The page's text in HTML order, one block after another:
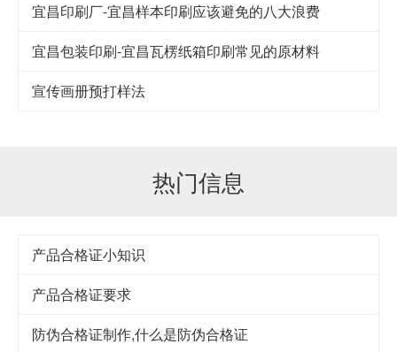
宜昌印刷厂-宜昌样本印刷应该避免的八大浪费
宜昌包装印刷-宜昌瓦楞纸箱印刷常见的原材料
宣传画册预打样法
热门信息
产品合格证小知识
产品合格证要求
防伪合格证制作,什么是防伪合格证